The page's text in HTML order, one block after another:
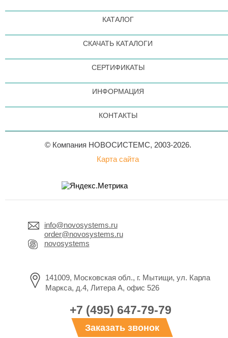
КАТАЛОГ
СКАЧАТЬ КАТАЛОГИ
СЕРТИФИКАТЫ
ИНФОРМАЦИЯ
КОНТАКТЫ
© Компания НОВОСИСТЕМС, 2003-2026.
Карта сайта
info@novosystems.ru
order@novosystems.ru
novosystems
141009, Московская обл., г. Мытищи, ул. Карла
Маркса, д.4, Литера А, офис 526
+7 (495) 647-79-79
Заказать звонок